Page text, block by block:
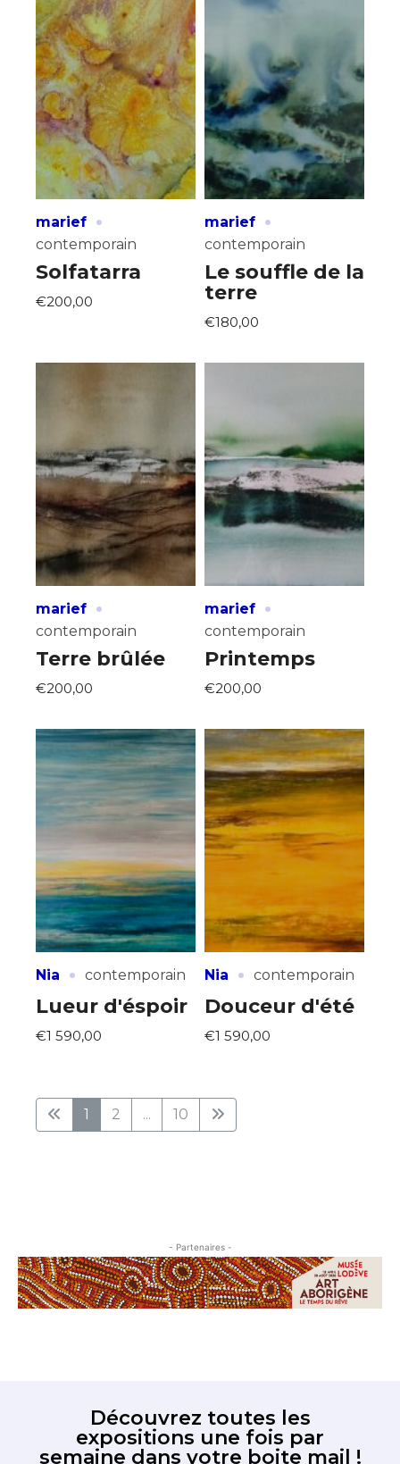
marief ·
contemporain
Solfatarra
€200,00
marief ·
contemporain
Le souffle de la
terre
€180,00
marief ·
contemporain
Terre brûlée
€200,00
marief ·
contemporain
Printemps
€200,00
Nia · contemporain
Lueur d'éspoir
€1 590,00
Nia · contemporain
Douceur d'été
€1 590,00
1 2 ... 10
- Partenaires -
Découvrez toutes les
expositions une fois par
semaine dans votre boite mail !